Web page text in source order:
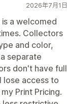
2026年7月1日
a welcomed
Collectors
and color,
separate
don't have full
lose access to
Print Pricing.